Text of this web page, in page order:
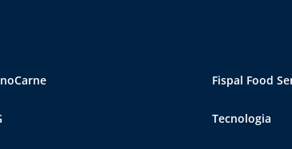
Fispal Food
Tecnologia